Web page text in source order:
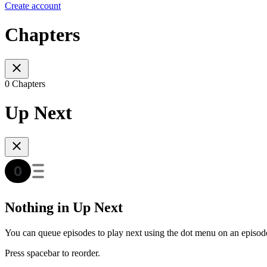
Create account
Chapters
0 Chapters
Up Next
Nothing in Up Next
You can queue episodes to play next using the dot menu on an
Press spacebar to reorder.